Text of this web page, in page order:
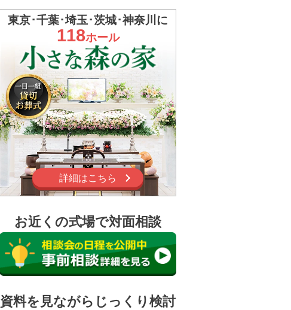
東京･千葉･埼玉･茨城･神奈川に
118ホール
詳細はこちら
お近くの式場で対面相談
資料を見ながらじっくり検討